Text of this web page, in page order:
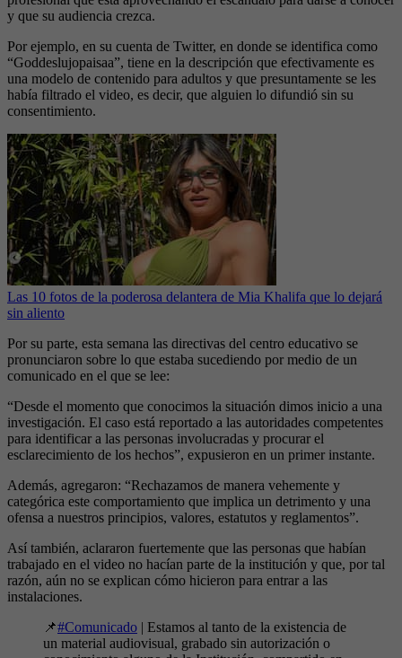
y que su audiencia crezca.
Por ejemplo, en su cuenta de Twitter, en donde se identifica como
“Goddeslujopaisaa”, tiene en la descripción que efectivamente es
una modelo de contenido para adultos y que presuntamente se les
había filtrado el video, es decir, que alguien lo difundió sin su
consentimiento.
Las 10 fotos de la poderosa delantera de Mia Khalifa que lo dejará
sin aliento
Por su parte, esta semana las directivas del centro educativo se
pronunciaron sobre lo que estaba sucediendo por medio de un
comunicado en el que se lee:
“Desde el momento que conocimos la situación dimos inicio a una
investigación. El caso está reportado a las autoridades competentes
para identificar a las personas involucradas y procurar el
esclarecimiento de los hechos”, expusieron en un primer instante.
Además, agregaron: “Rechazamos de manera vehemente y
categórica este comportamiento que implica un detrimento y una
ofensa a nuestros principios, valores, estatutos y reglamentos”.
Así también, aclararon fuertemente que las personas que habían
trabajado en el video no hacían parte de la institución y que, por tal
razón, aún no se explican cómo hicieron para entrar a las
instalaciones.
📌#Comunicado | Estamos al tanto de la existencia de
un material audiovisual, grabado sin autorización o